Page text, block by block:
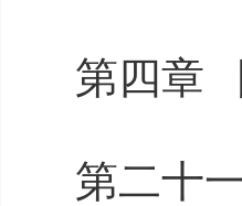
第四章
第二十